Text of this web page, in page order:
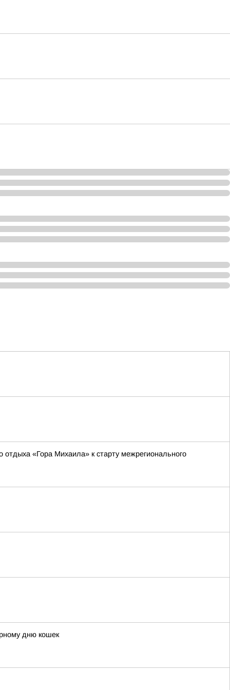
«Гора Михаила» к старту межрегионального
дню кошек